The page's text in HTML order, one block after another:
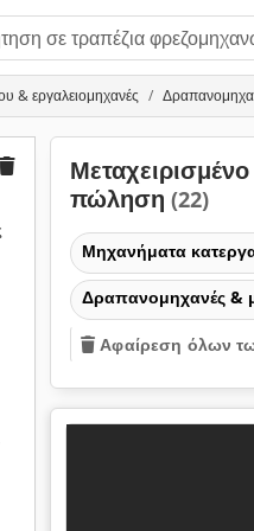
& εργαλειομηχανές
πώληση (22)
Μηχανήματα
Δραπανομηχανές &
Αφαίρεση όλων